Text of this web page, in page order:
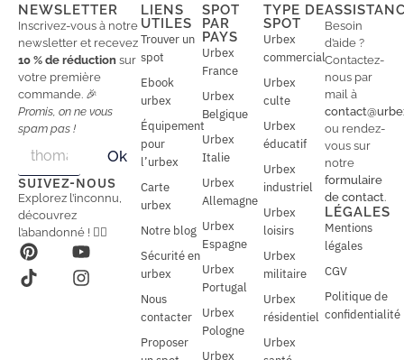
NEWSLETTER
Inscrivez-vous à notre
newsletter et recevez
10 % de réduction sur
votre première
commande. 🎉
Promis, on ne vous
spam pas !
a
i
l
a
i
l
*
Ok
SUIVEZ-NOUS
Explorez l’inconnu,
découvrez
l’abandonné ! 🕵️‍♂️
LIENS
UTILES
Trouver un
spot
Ebook
urbex
Équipement
pour
l’urbex
Carte
urbex
Notre blog
Sécurité en
urbex
Nous
contacter
Proposer
SPOT
PAR
PAYS
Urbex
France
Urbex
Belgique
Urbex
Italie
Urbex
Allemagne
Urbex
Espagne
Urbex
Portugal
Urbex
Pologne
Urbex
TYPE DE
SPOT
Urbex
commercial
Urbex
culte
Urbex
éducatif
Urbex
industriel
Urbex
loisirs
Urbex
militaire
Urbex
résidentiel
Urbex
Besoin
d’aide ?
Contactez-
nous par
mail à
ou rendez-
vous sur
notre
formulaire
de contact.
LÉGALES
Mentions
légales
CGV
Politique de
confidentialité